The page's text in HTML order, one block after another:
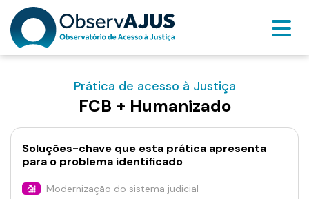
Prática de acesso à Justiça
FCB + Humanizado
Soluções-chave que esta prática apresenta
para o problema identificado
Modernização do sistema judicial